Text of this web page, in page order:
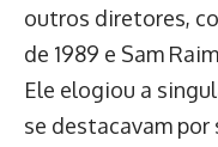
outros diretores,
de 1989 e Sam
Ele elogiou a
se destacavam